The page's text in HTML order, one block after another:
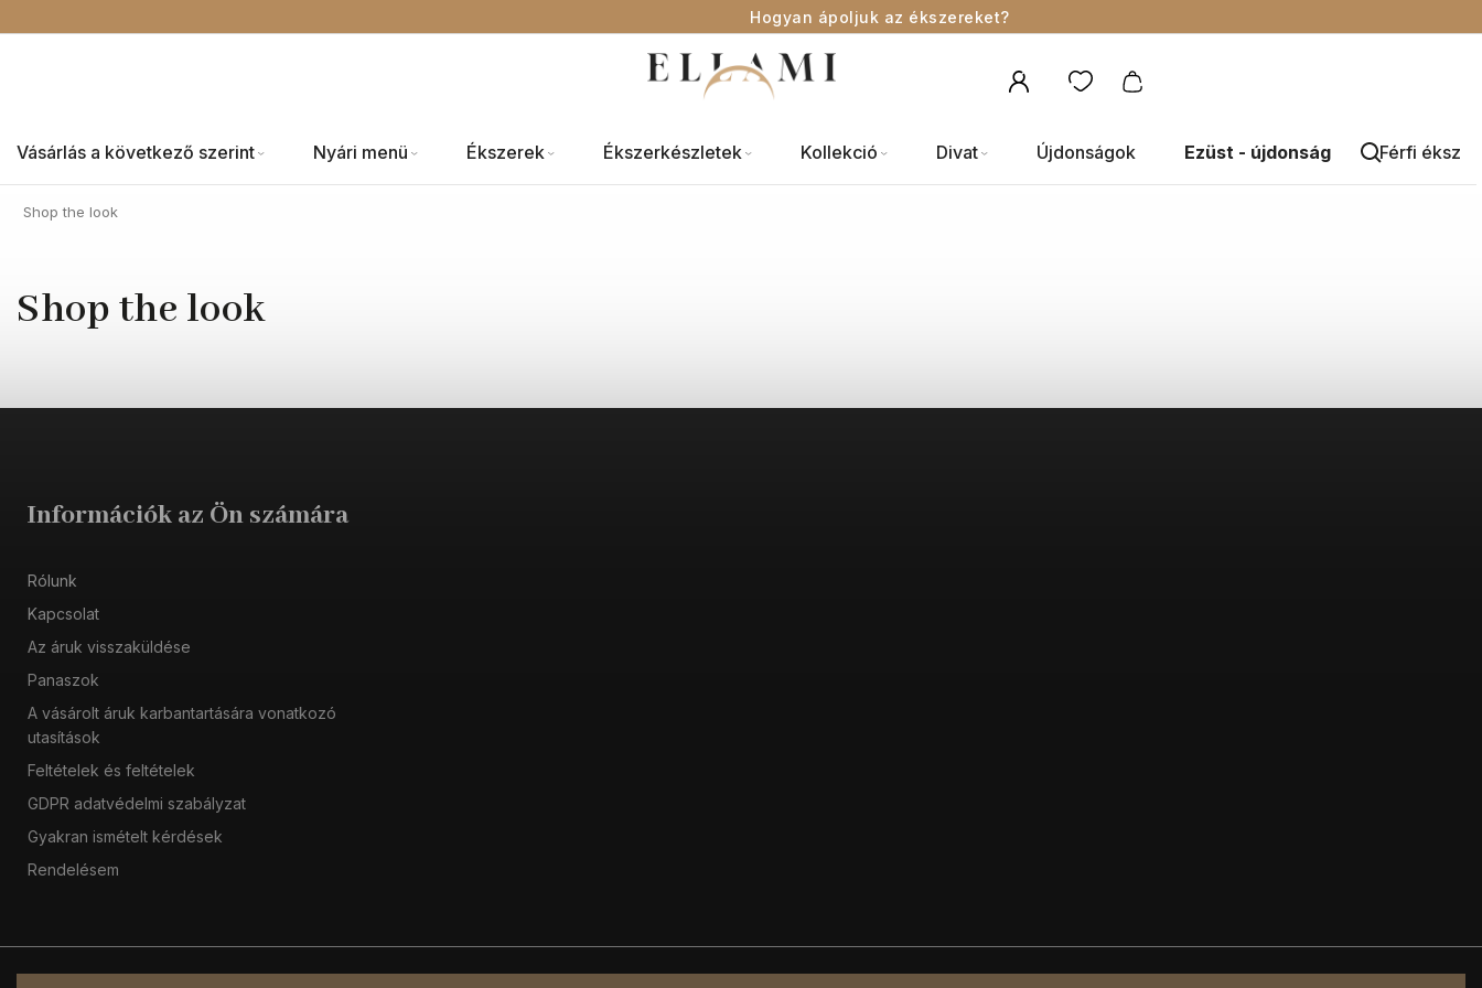
Hogyan ápoljuk az ékszereket?
Vásárlás a következő szerint Nyári menü Ékszerek Ékszerkészletek Kollekció Divat Újdonságok Ezüst - újdonság Férfi
Shop the look
Shop the look
Információk az Ön számára
Rólunk
Kapcsolat
Az áruk visszaküldése
Panaszok
A vásárolt áruk karbantartására vonatkozó
utasítások
Feltételek és feltételek
GDPR adatvédelmi szabályzat
Gyakran ismételt kérdések
Rendelésem